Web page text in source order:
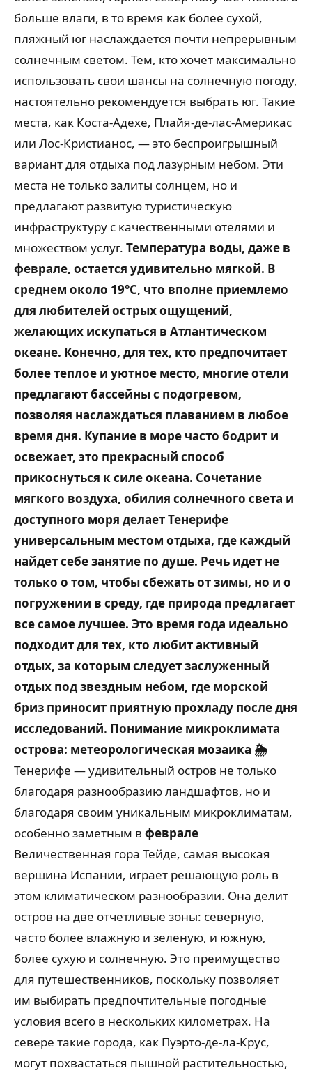
больше влаги, в то время как более сухой,
пляжный юг наслаждается почти непрерывным
солнечным светом. Тем, кто хочет максимально
использовать свои шансы на солнечную погоду,
настоятельно рекомендуется выбрать юг. Такие
места, как Коста-Адехе, Плайя-де-лас-Америкас
или Лос-Кристианос, — это беспроигрышный
вариант для отдыха под лазурным небом. Эти
места не только залиты солнцем, но и
предлагают развитую туристическую
инфраструктуру с качественными отелями и
множеством услуг. Температура воды, даже в
феврале, остается удивительно мягкой. В
среднем около 19°C, что вполне приемлемо
для любителей острых ощущений,
желающих искупаться в Атлантическом
океане. Конечно, для тех, кто предпочитает
более теплое и уютное место, многие отели
предлагают бассейны с подогревом,
позволяя наслаждаться плаванием в любое
время дня. Купание в море часто бодрит и
освежает, это прекрасный способ
прикоснуться к силе океана. Сочетание
мягкого воздуха, обилия солнечного света и
доступного моря делает Тенерифе
универсальным местом отдыха, где каждый
найдет себе занятие по душе. Речь идет не
только о том, чтобы сбежать от зимы, но и о
погружении в среду, где природа предлагает
все самое лучшее. Это время года идеально
подходит для тех, кто любит активный
отдых, за которым следует заслуженный
отдых под звездным небом, где морской
бриз приносит приятную прохладу после дня
исследований. Понимание микроклимата
острова: метеорологическая мозаика 🌦️
Тенерифе — удивительный остров не только
благодаря разнообразию ландшафтов, но и
благодаря своим уникальным микроклиматам,
особенно заметным в феврале
Величественная гора Тейде, самая высокая
вершина Испании, играет решающую роль в
этом климатическом разнообразии. Она делит
остров на две отчетливые зоны: северную,
часто более влажную и зеленую, и южную,
более сухую и солнечную. Это преимущество
для путешественников, поскольку позволяет
им выбирать предпочтительные погодные
условия всего в нескольких километрах. На
севере такие города, как Пуэрто-де-ла-Крус,
могут похвастаться пышной растительностью,